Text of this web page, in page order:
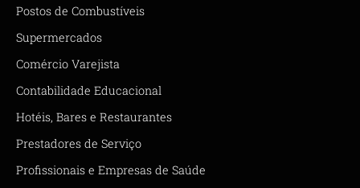
Postos de Combustíveis
Supermercados
Comércio Varejista
Contabilidade Educacional
Hotéis, Bares e Restaurantes
Prestadores de Serviço
Profissionais e Empresas de Saúde